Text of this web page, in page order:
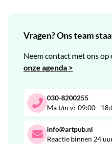
Vragen? Ons team
Neem contact met ons op
onze agenda >
030-8200255
Ma t/m vr 09:00 -
info@artpub.nl
Reactie binnen 24